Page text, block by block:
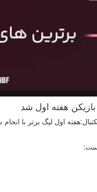
بازیکن هفته اول شد
اول لیگ برتر با